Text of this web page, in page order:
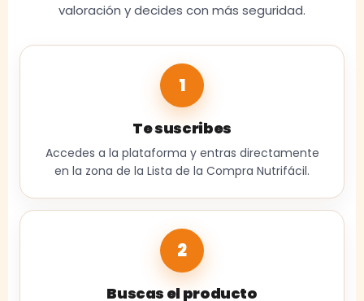
valoración y decides con más seguridad.
1
Te suscribes
Accedes a la plataforma y entras directamente
en la zona de la Lista de la Compra Nutrifácil.
2
Buscas el producto